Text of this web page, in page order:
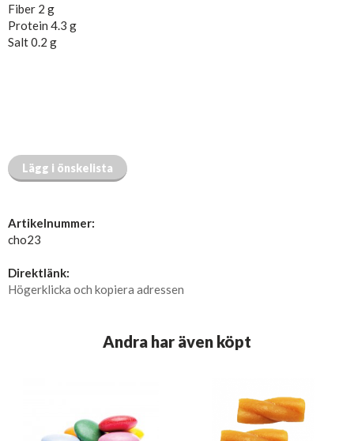
Fiber 2 g
Protein 4.3 g
Salt 0.2 g
Lägg i önskelista
Artikelnummer:
cho23
Direktlänk:
Högerklicka och kopiera adressen
Andra har även köpt